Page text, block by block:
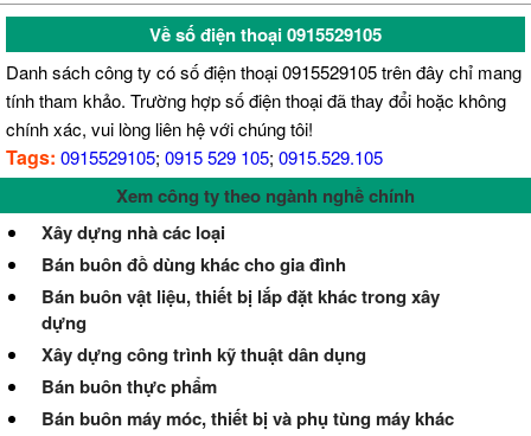
Về số điện thoại 0915529105
Danh sách công ty có số điện thoại 0915529105 trên đây chỉ mang
tính tham khảo. Trường hợp số điện thoại đã thay đổi hoặc không
chính xác, vui lòng liên hệ với chúng tôi!
Tags: 0915529105; 0915 529 105; 0915.529.105
Xem công ty theo ngành nghề chính
Xây dựng nhà các loại
Bán buôn đồ dùng khác cho gia đình
Bán buôn vật liệu, thiết bị lắp đặt khác trong xây
dựng
Xây dựng công trình kỹ thuật dân dụng
Bán buôn thực phẩm
Bán buôn máy móc, thiết bị và phụ tùng máy khác